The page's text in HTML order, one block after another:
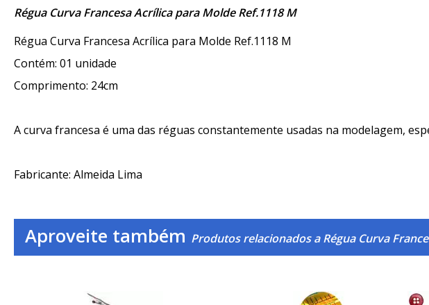
Régua Curva Francesa Acrílica para Molde Ref.1118 M
Régua Curva Francesa Acrílica para Molde Ref.1118 M
Contém: 01 unidade
Comprimento: 24cm
A curva francesa é uma das réguas constantemente usadas na modelagem,
Fabricante: Almeida Lima
Aproveite também Produtos relacionados a Régua Curva